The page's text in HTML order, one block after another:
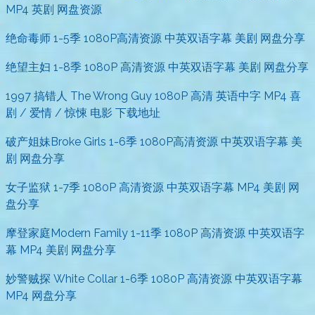
MP4 英剧 网盘资源
绝命毒师 1-5季 1080P高清资源 中英双语字幕 美剧 网盘分享
绝望主妇 1-8季 1080P 高清资源 中英双语字幕 美剧 网盘分享
1997 搞错人 The Wrong Guy 1080P 高清 英语中字 MP4 喜
剧 / 爱情 / 惊悚 电影 下载地址
破产姐妹Broke Girls 1-6季 1080P高清资源 中英双语字幕 美
剧 网盘分享
女子监狱 1-7季 1080P 高清资源 中英双语字幕 MP4 美剧 网
盘分享
摩登家庭Modern Family 1-11季 1080P 高清资源 中英双语字
幕 MP4 美剧 网盘分享
妙警贼探 White Collar 1-6季 1080P 高清资源 中英双语字幕
MP4 网盘分享